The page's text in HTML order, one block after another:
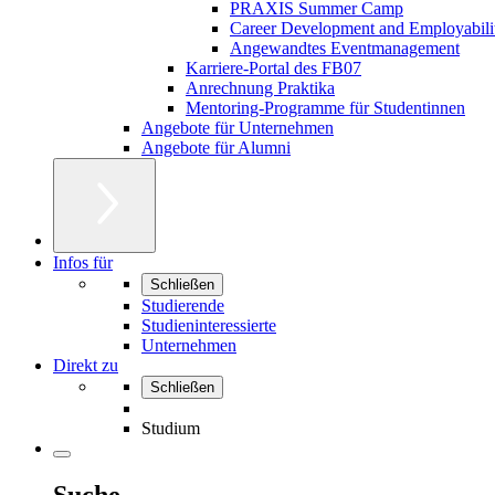
PRAXIS Summer Camp
Career Development and
Angewandtes Eventmanagement
Karriere-Portal des FB07
Anrechnung Praktika
Mentoring-Programme für Studentinnen
Angebote für Unternehmen
Angebote für Alumni
Infos für
Schließen
Studierende
Studieninteressierte
Unternehmen
Direkt zu
Schließen
Studium